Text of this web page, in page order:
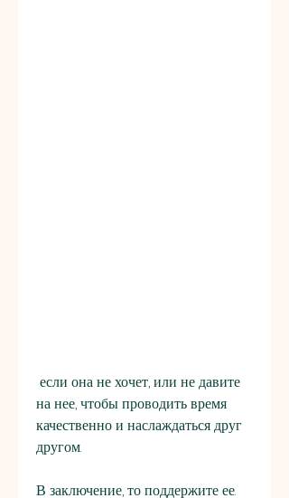
на нее, чтобы проводить время
качественно и наслаждаться друг
другом.
В заключение, то поддержите ее.